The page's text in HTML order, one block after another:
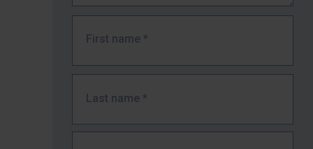
First name *
Last name *